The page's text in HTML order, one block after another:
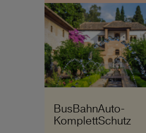
BusBahnAuto-
KomplettSchutz